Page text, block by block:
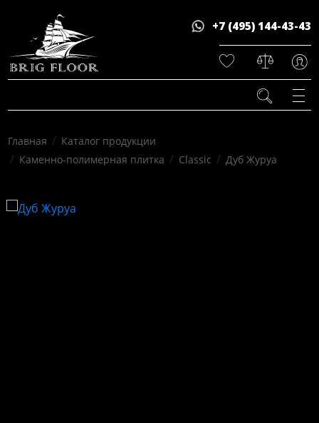
+7 (495) 144-43-43
/
Главная / Каталог продукции
/ Каменно-полимерная плитка / Classic / Дуб Журуа